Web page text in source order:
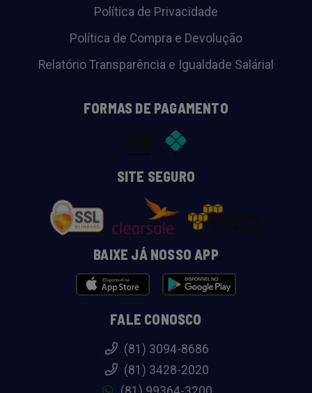
Política de Privacidade
Política de Compra e Devolução
Relatório Transparência e Igualdade Salárial
FORMAS DE PAGAMENTO
SITE SEGURO
BAIXE JÁ NOSSO APP
FALE CONOSCO
(81) 3094-8686
(81) 3428-2020